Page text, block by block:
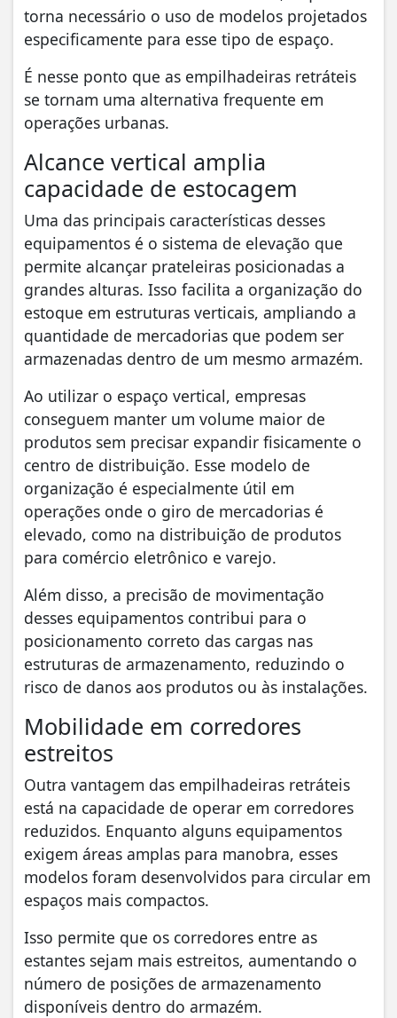
torna necessário o uso de modelos projetados
especificamente para esse tipo de espaço.
É nesse ponto que as empilhadeiras retráteis
se tornam uma alternativa frequente em
operações urbanas.
Alcance vertical amplia
capacidade de estocagem
Uma das principais características desses
equipamentos é o sistema de elevação que
permite alcançar prateleiras posicionadas a
grandes alturas. Isso facilita a organização do
estoque em estruturas verticais, ampliando a
quantidade de mercadorias que podem ser
armazenadas dentro de um mesmo armazém.
Ao utilizar o espaço vertical, empresas
conseguem manter um volume maior de
produtos sem precisar expandir fisicamente o
centro de distribuição. Esse modelo de
organização é especialmente útil em
operações onde o giro de mercadorias é
elevado, como na distribuição de produtos
para comércio eletrônico e varejo.
Além disso, a precisão de movimentação
desses equipamentos contribui para o
posicionamento correto das cargas nas
estruturas de armazenamento, reduzindo o
risco de danos aos produtos ou às instalações.
Mobilidade em corredores
estreitos
Outra vantagem das empilhadeiras retráteis
está na capacidade de operar em corredores
reduzidos. Enquanto alguns equipamentos
exigem áreas amplas para manobra, esses
modelos foram desenvolvidos para circular em
espaços mais compactos.
Isso permite que os corredores entre as
estantes sejam mais estreitos, aumentando o
número de posições de armazenamento
disponíveis dentro do armazém.